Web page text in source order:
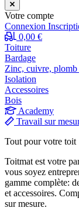
Votre compte
Connexion
0,00 €
Toiture
Bardage
Zinc, cuivre, plomb
Isolation
Accessoires
Bois
Academy
Travail sur
Tout pour votre toit
Toitmat est votre
vous soyez
gamme complète:
et accessoires.
sur mesure.